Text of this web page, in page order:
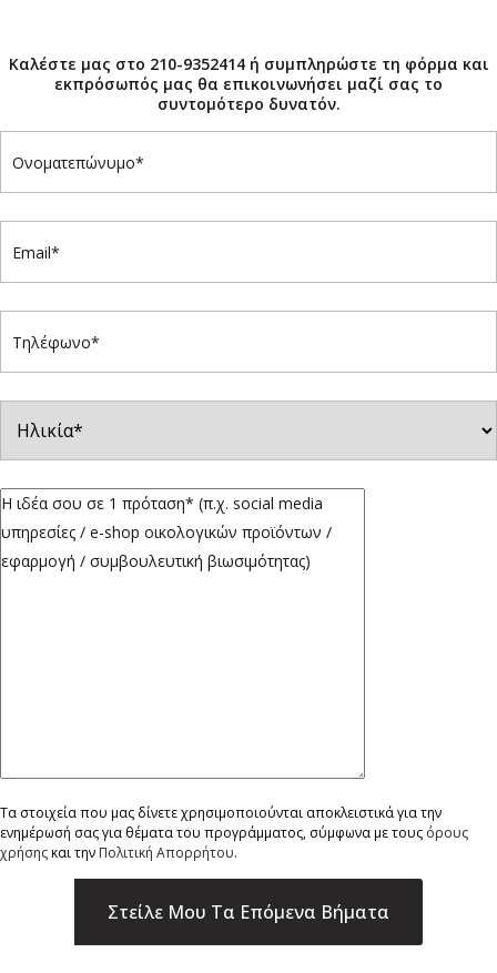
Καλέστε μας στο 210-9352414 ή συμπληρώστε τη φόρμα και
εκπρόσωπός μας θα επικοινωνήσει μαζί σας το
συντομότερο δυνατόν.
Τα στοιχεία που μας δίνετε χρησιμοποιούνται αποκλειστικά για την
ενημέρωσή σας για θέματα του προγράμματος, σύμφωνα με τους όρους
χρήσηςκαι την Πολιτική Απορρήτου.